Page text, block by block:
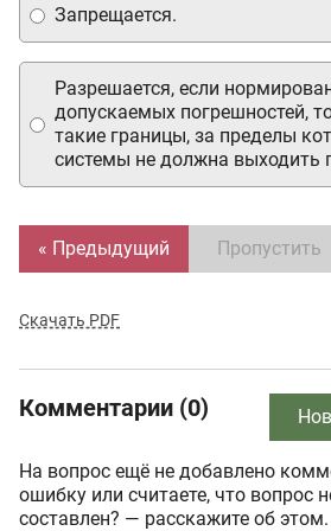
Запрещается.
Разрешается, если
допускаемых погрешностей,
такие границы, за пределы
системы не должна выходить
« Предыдущий Пропустить
Скачать PDF
Комментарии (0)
На вопрос ещё не добавлено
ошибку или считаете, что вопрос
составлен? — расскажите об этом.